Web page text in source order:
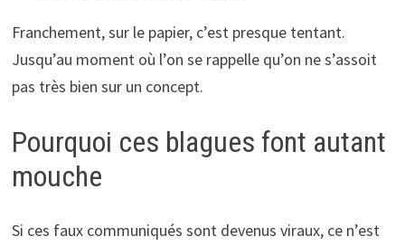
Franchement, sur le papier, c’est presque tentant.
Jusqu’au moment où l’on se rappelle qu’on ne s’assoit
pas très bien sur un concept.
Pourquoi ces blagues font autant
mouche
Si ces faux communiqués sont devenus viraux, ce n’est